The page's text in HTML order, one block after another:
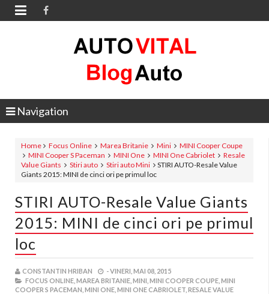

Navigation
Home Focus Online Marea Britanie Mini
MINI Cooper Coupe
MINI Cooper S Paceman
MINI One MINI One Cabriolet
Resale
Value Giants
Stiri auto Stiri auto Mini
STIRI AUTO-Resale Value
Giants 2015: MINI de cinci ori pe primul loc
STIRI AUTO-Resale Value Giants
2015: MINI de cinci ori pe primul
loc
CONSTANTIN HRIBAN -VINERI, MAI 08, 2015
FOCUS ONLINE, MAREA BRITANIE, MINI, MINI COOPER COUPE, MINI
COOPER S PACEMAN, MINI ONE, MINI ONE CABRIOLET, RESALE VALUE